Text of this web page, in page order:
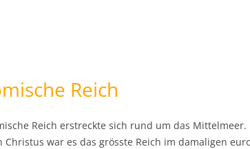
Reich
Reich erstreckte sich rund um das Mittelmeer.
Christus war es das grösste Reich im damaligen